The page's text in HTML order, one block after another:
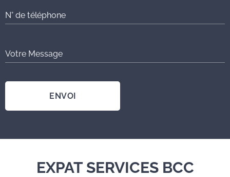
N° de téléphone
Votre Message
ENVOI
EXPAT SERVICES BCC